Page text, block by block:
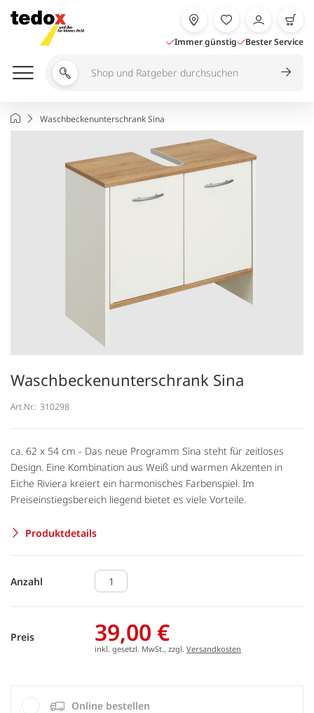
Inhalt
springen
Immer günstig Bester Service
Shop
durchsuchen
StartseiteWaschbeckenunterschrank Sina
Waschbeckenunterschrank Sina
Art.Nr.: 310298
ca. 62 x 54 cm - Das neue Programm Sina steht für zeitloses
Design. Eine Kombination aus Weiß und warmen Akzenten in
Eiche Riviera kreiert ein harmonisches Farbenspiel. Im
Preiseinstiegsbereich liegend bietet es viele Vorteile.
Produktdetails
Anzahl
Preis 39,00 €
inkl. gesetzl. MwSt., zzgl. Versandkosten
Online bestellen